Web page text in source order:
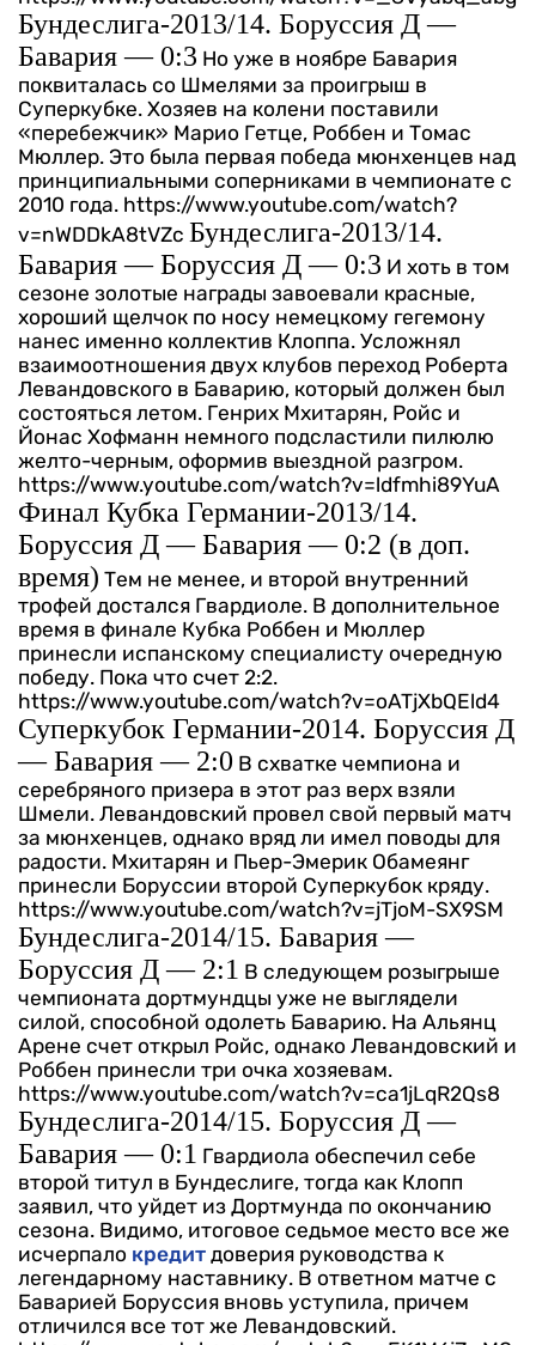
Бундеслига-2013/14. Боруссия Д —
Бавария — 0:3 Но уже в ноябре Бавария
поквиталась со Шмелями за проигрыш в
Суперкубке. Хозяев на колени поставили
«перебежчик» Марио Гетце, Роббен и Томас
Мюллер. Это была первая победа мюнхенцев над
принципиальными соперниками в чемпионате с
2010 года. https://www.youtube.com/watch?
v=nWDDkA8tVZc Бундеслига-2013/14.
Бавария — Боруссия Д — 0:3 И хоть в том
сезоне золотые награды завоевали красные,
хороший щелчок по носу немецкому гегемону
нанес именно коллектив Клоппа. Усложнял
взаимоотношения двух клубов переход Роберта
Левандовского в Баварию, который должен был
состояться летом. Генрих Мхитарян, Ройс и
Йонас Хофманн немного подсластили пилюлю
желто-черным, оформив выездной разгром.
https://www.youtube.com/watch?v=ldfmhi89YuA
Финал Кубка Германии-2013/14.
Боруссия Д — Бавария — 0:2 (в доп.
время) Тем не менее, и второй внутренний
трофей достался Гвардиоле. В дополнительное
время в финале Кубка Роббен и Мюллер
принесли испанскому специалисту очередную
победу. Пока что счет 2:2.
https://www.youtube.com/watch?v=oATjXbQEld4
Суперкубок Германии-2014. Боруссия Д
— Бавария — 2:0 В схватке чемпиона и
серебряного призера в этот раз верх взяли
Шмели. Левандовский провел свой первый матч
за мюнхенцев, однако вряд ли имел поводы для
радости. Мхитарян и Пьер-Эмерик Обамеянг
принесли Боруссии второй Суперкубок кряду.
https://www.youtube.com/watch?v=jTjoM-SX9SM
Бундеслига-2014/15. Бавария —
Боруссия Д — 2:1 В следующем розыгрыше
чемпионата дортмундцы уже не выглядели
силой, способной одолеть Баварию. На Альянц
Арене счет открыл Ройс, однако Левандовский и
Роббен принесли три очка хозяевам.
https://www.youtube.com/watch?v=ca1jLqR2Qs8
Бундеслига-2014/15. Боруссия Д —
Бавария — 0:1 Гвардиола обеспечил себе
второй титул в Бундеслиге, тогда как Клопп
заявил, что уйдет из Дортмунда по окончанию
сезона. Видимо, итоговое седьмое место все же
исчерпало кредит доверия руководства к
легендарному наставнику. В ответном матче с
Баварией Боруссия вновь уступила, причем
отличился все тот же Левандовский.